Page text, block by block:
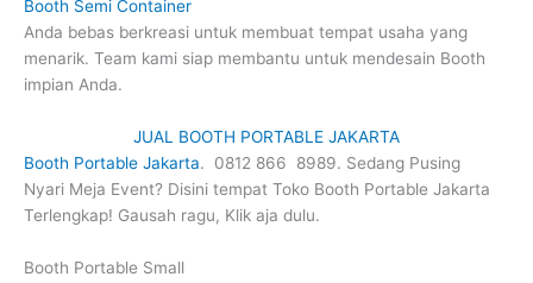
Booth Semi Container
Anda bebas berkreasi untuk membuat tempat usaha yang
menarik. Team kami siap membantu untuk mendesain Booth
impian Anda.
JUAL BOOTH PORTABLE JAKARTA
Booth Portable Jakarta. 0812 866 8989. Sedang Pusing
Nyari Meja Event? Disini tempat Toko Booth Portable Jakarta
Terlengkap! Gausah ragu, Klik aja dulu.
Booth Portable Small